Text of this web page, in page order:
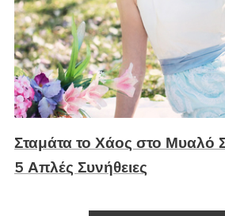
Σταμάτα το Χάος στο Μυαλό
5 Απλές Συνήθειες